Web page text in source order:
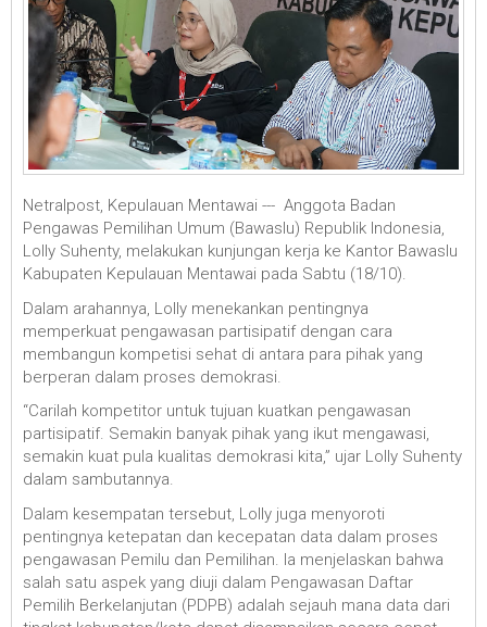
Netralpost, Kepulauan Mentawai --- Anggota Badan
Pengawas Pemilihan Umum (Bawaslu) Republik Indonesia,
Lolly Suhenty, melakukan kunjungan kerja ke Kantor Bawaslu
Kabupaten Kepulauan Mentawai pada Sabtu (18/10).
Dalam arahannya, Lolly menekankan pentingnya
memperkuat pengawasan partisipatif dengan cara
membangun kompetisi sehat di antara para pihak yang
berperan dalam proses demokrasi.
“Carilah kompetitor untuk tujuan kuatkan pengawasan
partisipatif. Semakin banyak pihak yang ikut mengawasi,
semakin kuat pula kualitas demokrasi kita,” ujar Lolly Suhenty
dalam sambutannya.
Dalam kesempatan tersebut, Lolly juga menyoroti
pentingnya ketepatan dan kecepatan data dalam proses
pengawasan Pemilu dan Pemilihan. Ia menjelaskan bahwa
salah satu aspek yang diuji dalam Pengawasan Daftar
Pemilih Berkelanjutan (PDPB) adalah sejauh mana data dari